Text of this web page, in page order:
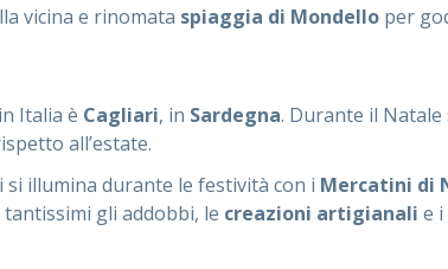
vicina e rinomata spiaggia di Mondello per
Italia è Cagliari, in Sardegna. Durante il
all’estate.
si illumina durante le festività con i Mercatini di
gli addobbi, le creazioni artigianali e i